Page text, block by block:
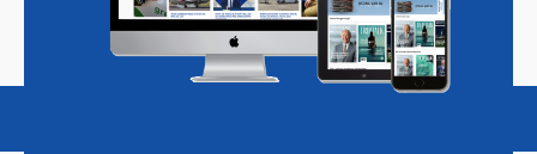
Magazine Podcasts Vacatures